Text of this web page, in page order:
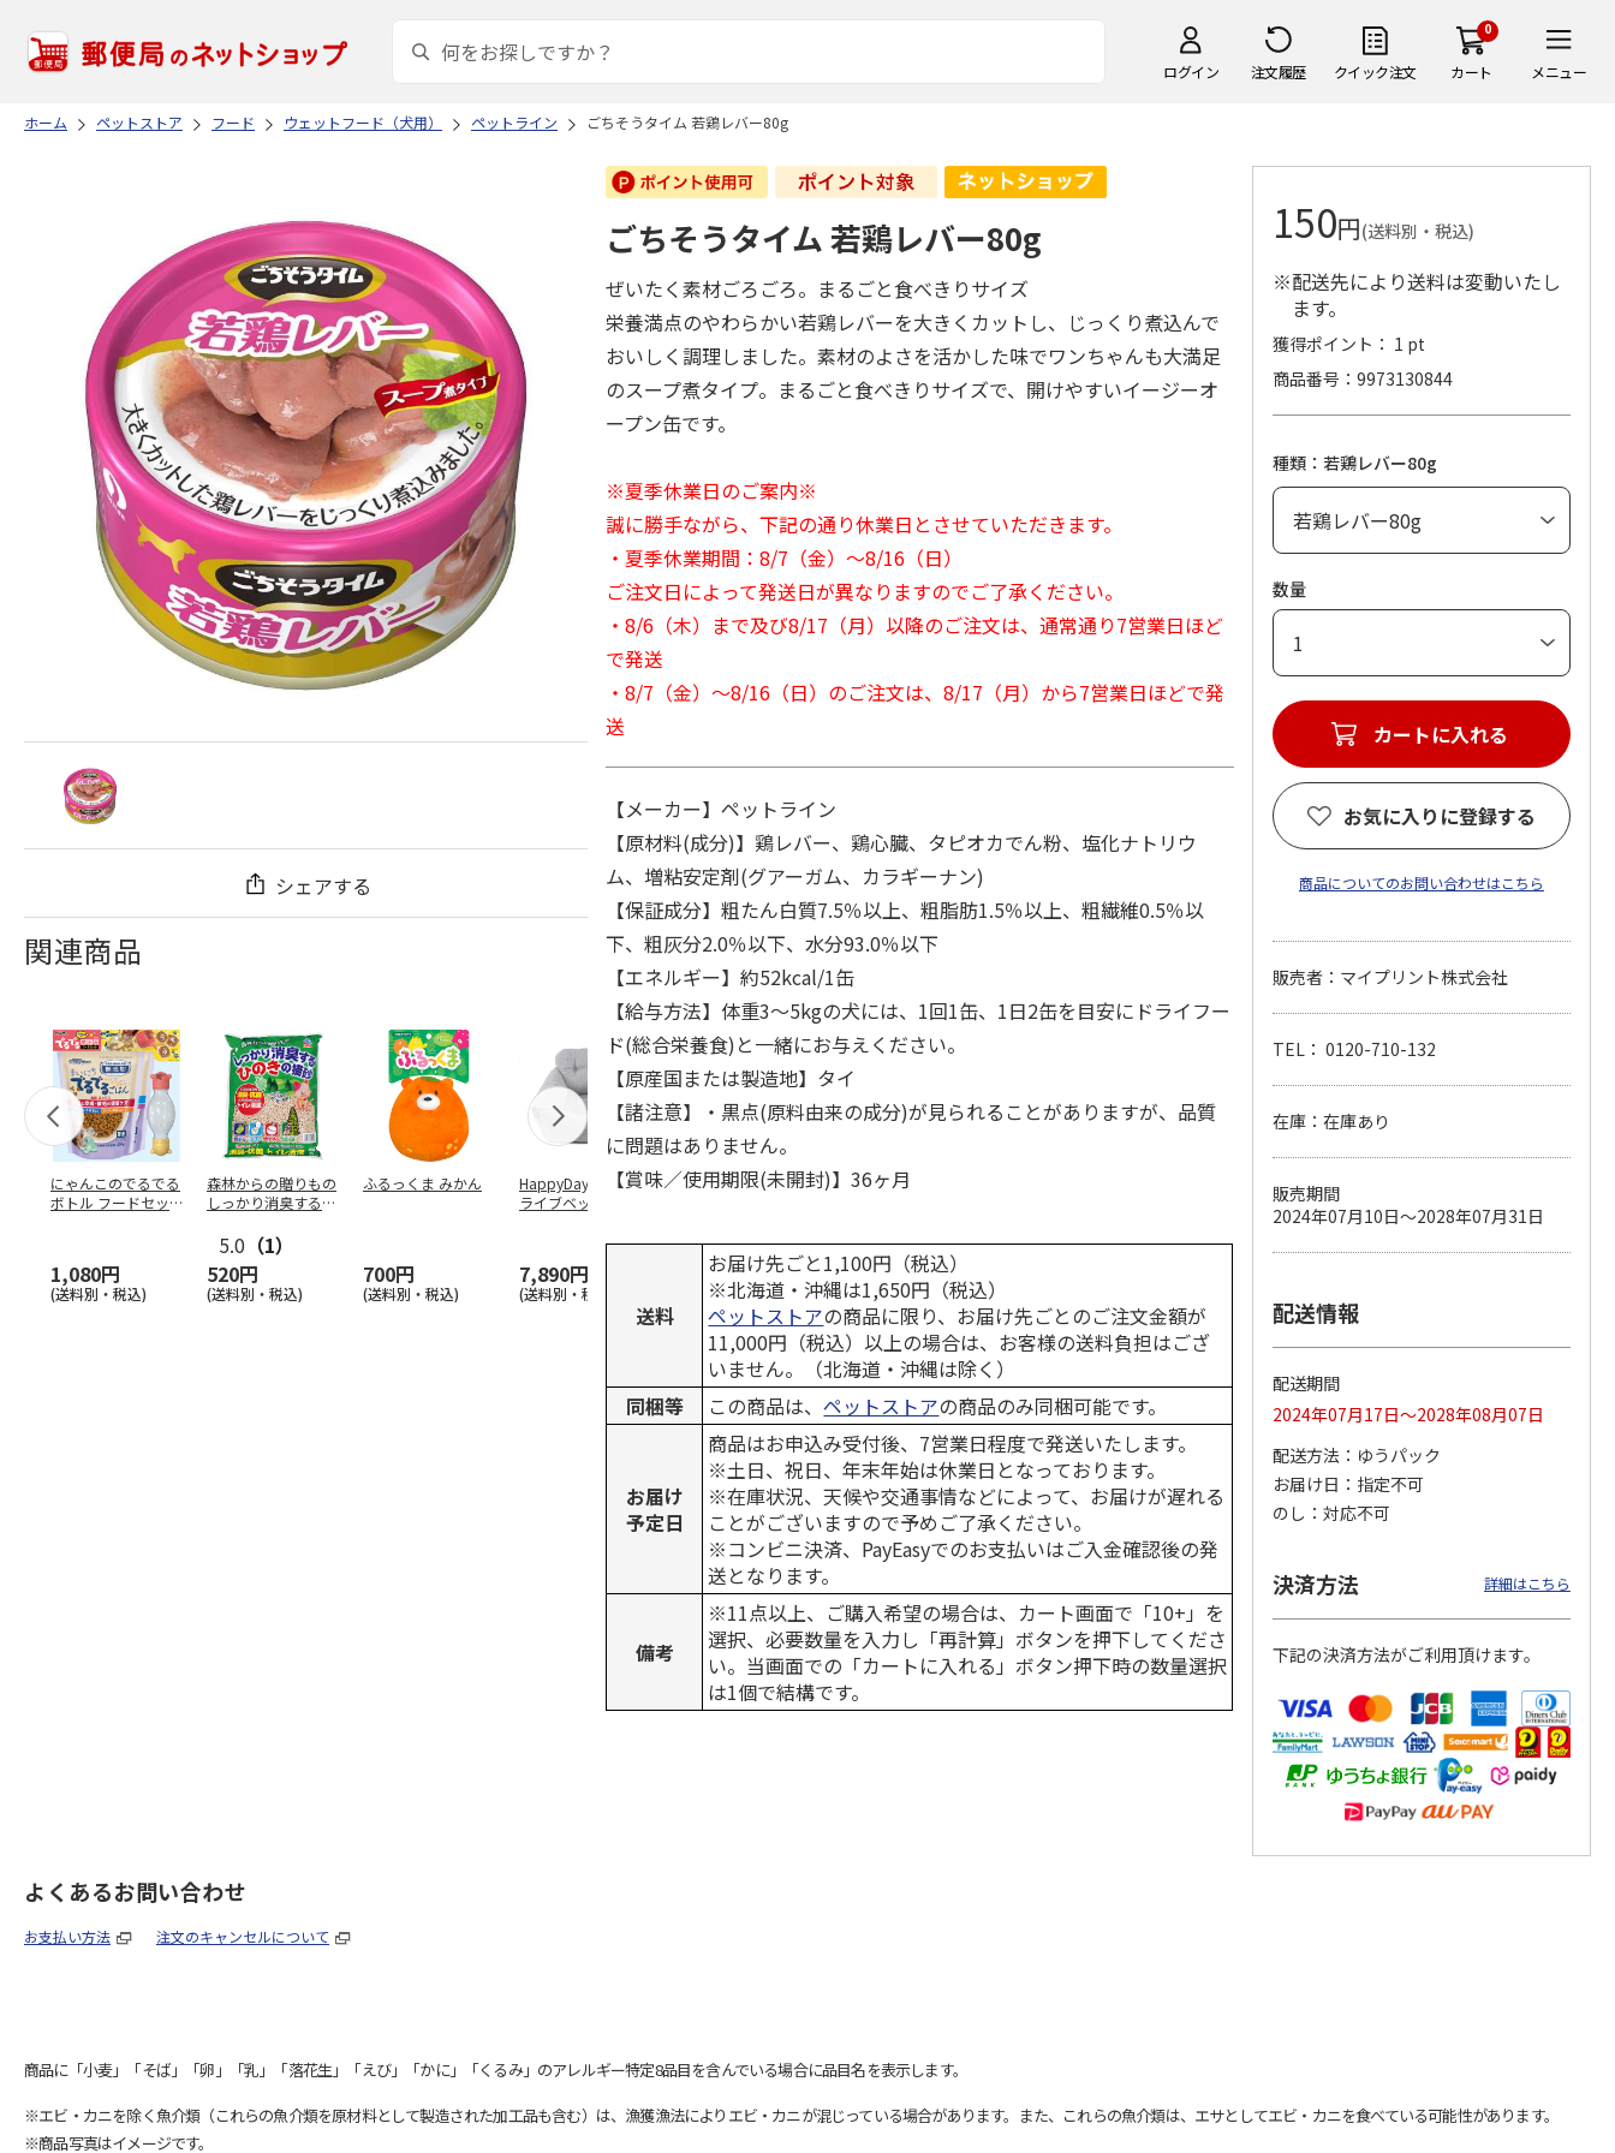
ログイン 注文履歴 クイック注文
0
カート メニュー
ホーム ペットストア フード ウェットフード（犬用） ペットライン ごちそうタイム 若鶏レバー80g
シェアする
関連商品
にゃんこのでるでる
ボトル フードセッ
1,080円
(送料別・税込)
森林からの贈りもの
しっかり消臭するひ
5.0 （1）
520円
(送料別・税込)
ふるっくま みかん
700円
(送料別・税込)
HappyDays 2wayド
ライブベッド グレ
7,890円
(送料別・税込)
獣医師開発 ニオイ
レー
1,550円
(送料別・税込)
デオトイレ 飛び散
1,320円
(送料別・税込)
…
470円
(送料別・税込)
おに…
ペット線香 虹のか
なた フルーティフ
ローラルの香り
えBOX とりささ
ごちそうタイム 若鶏レバー80g
ぜいたく素材ごろごろ。まるごと食べきりサイズ
栄養満点のやわらかい若鶏レバーを大きくカットし、じっくり煮込んで
おいしく調理しました。素材のよさを活かした味でワンちゃんも大満足
のスープ煮タイプ。まるごと食べきりサイズで、開けやすいイージーオ
ープン缶です。
※夏季休業日のご案内※
誠に勝手ながら、下記の通り休業日とさせていただきます。
・夏季休業期間：8/7（金）～8/16（日）
ご注文日によって発送日が異なりますのでご了承ください。
・8/6（木）まで及び8/17（月）以降のご注文は、通常通り7営業日ほど
で発送
・8/7（金）～8/16（日）のご注文は、8/17（月）から7営業日ほどで発
送
【メーカー】ペットライン
【原材料(成分)】鶏レバー、鶏心臓、タピオカでん粉、塩化ナトリウ
ム、増粘安定剤(グアーガム、カラギーナン)
【保証成分】粗たん白質7.5％以上、粗脂肪1.5％以上、粗繊維0.5％以
下、粗灰分2.0％以下、水分93.0％以下
【エネルギー】約52kcal/1缶
【給与方法】体重3～5kgの犬には、1回1缶、1日2缶を目安にドライフー
ド(総合栄養食)と一緒にお与えください。
【原産国または製造地】タイ
【諸注意】・黒点(原料由来の成分)が見られることがありますが、品質
に問題はありません。
【賞味／使用期限(未開封)】36ヶ月
送料
お届け先ごと1,100円（税込）
※北海道・沖縄は1,650円（税込）
ペットストアの商品に限り、お届け先ごとのご注文金額が
11,000円（税込）以上の場合は、お客様の送料負担はござ
いません。（北海道・沖縄は除く）
同梱等
この商品は、ペットストアの商品のみ同梱可能です。
お届け
予定日
商品はお申込み受付後、7営業日程度で発送いたします。
※土日、祝日、年末年始は休業日となっております。
※在庫状況、天候や交通事情などによって、お届けが遅れる
ことがございますので予めご了承ください。
※コンビニ決済、PayEasyでのお支払いはご入金確認後の発
送となります。
備考
※11点以上、ご購入希望の場合は、カート画面で「10+」を
選択、必要数量を入力し「再計算」ボタンを押下してくださ
い。当画面での「カートに入れる」ボタン押下時の数量選択
は1個で結構です。
150円(送料別・税込)
※配送先により送料は変動いたし
ます。
獲得ポイント： 1 pt
商品番号
9973130844
種類：若鶏レバー80g
数量
カートに入れる
お気に入りに登録する
商品についてのお問い合わせはこちら
販売者：マイプリント株式会社
TEL： 0120-710-132
在庫：在庫あり
販売期間
2024年07月10日～2028年07月31日
配送情報
配送期間
2024年07月17日～2028年08月07日
配送方法
ゆうパック
お届け日
指定不可
のし
対応不可
決済方法 詳細はこちら
下記の決済方法がご利用頂けます。
よくあるお問い合わせ
お支払い方法 注文のキャンセルについて
商品に「小麦」「そば」「卵」「乳」「落花生」「えび」「かに」「くるみ」のアレルギー特定8品目を含んでいる場合に品目名を表示します。
※エビ・カニを除く魚介類（これらの魚介類を原材料として製造された加工品も含む）は、漁獲漁法によりエビ・カニが混じっている場合があります。また、これらの魚介類は、エサとしてエビ・カニを食べている可能性があります。
※商品写真はイメージです。